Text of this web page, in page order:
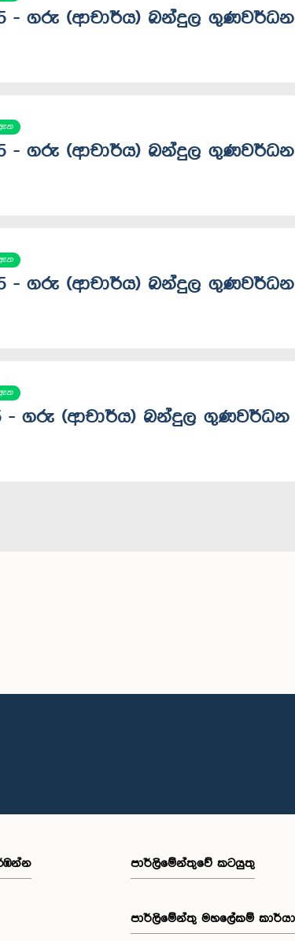
- ගරු (ආචාර්ය) බන්දුල
- ගරු (ආචාර්ය) බන්දුල
- ගරු (ආචාර්ය) බන්දුල
- ගරු (ආචාර්ය) බන්දුල
පාර්ලිමේන්තුවේ කටයුතු
පාර්ලිමේන්තු මහලේකම්